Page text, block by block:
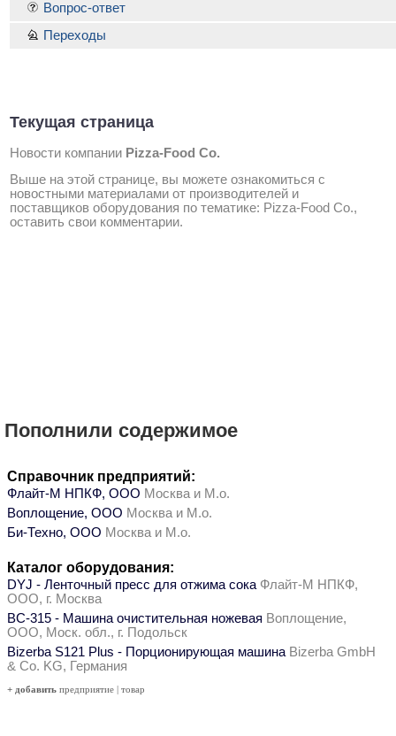
Текущая страница
Новости компании Pizza-Food Co.
Выше на этой странице, вы можете ознакомиться с
новостными материалами от производителей и
поставщиков оборудования по тематике: Pizza-Food Co.,
оставить свои комментарии.
Вопрос-ответ
Переходы
Пополнили содержимое
Справочник предприятий:
Флайт-М НПКФ, ООО Москва и М.о.
Воплощение, ООО Москва и М.о.
Би-Техно, ООО Москва и М.о.
Каталог оборудования:
DYJ - Ленточный пресс для отжима сока Флайт-М НПКФ,
ООО, г. Москва
ВС-315 - Машина очистительная ножевая Воплощение,
ООО, Моск. обл., г. Подольск
Bizerba S121 Plus - Порционирующая машина Bizerba GmbH
& Co. KG, Германия
+ добавить предприятие | товар